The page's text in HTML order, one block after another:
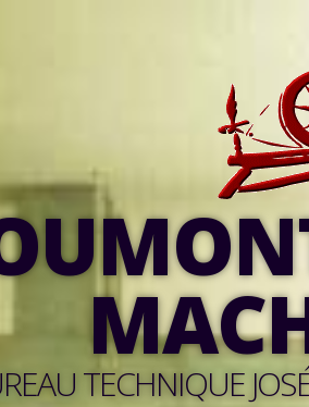
TECHNIQUE